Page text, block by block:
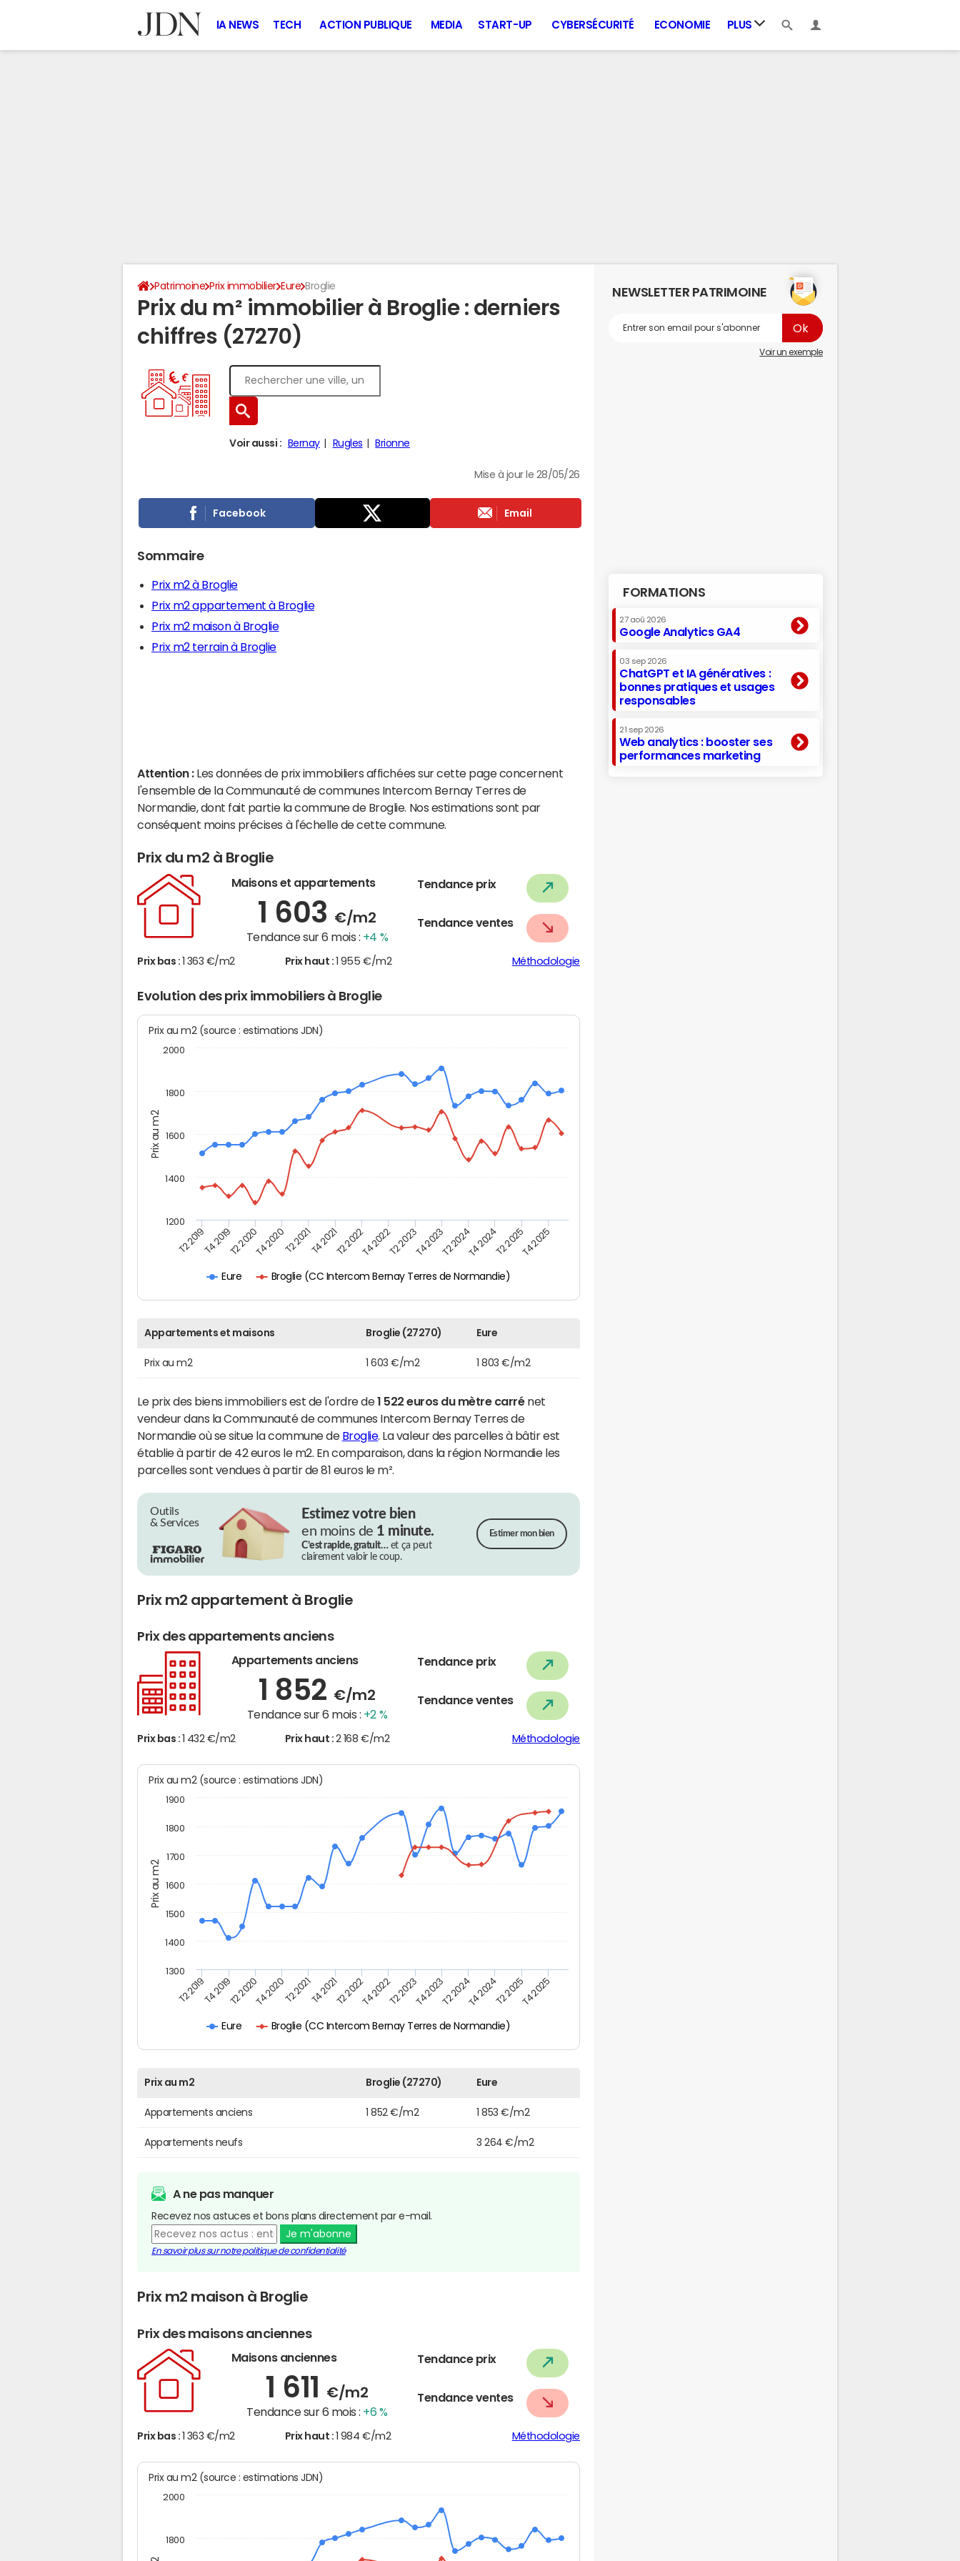
IA NEWS TECH ACTION PUBLIQUE MEDIA START-UP CYBERSÉCURITÉ ECONOMIE PLUS
Patrimoine Prix immobilier Eure Broglie
Prix du m² immobilier à Broglie : derniers
chiffres (27270)
Voir aussi : Bernay Rugles Brionne
Mise à jour le 28/05/26
Facebook Email
Sommaire
Prix m2 à Broglie
Prix m2 appartement à Broglie
Prix m2 maison à Broglie
Prix m2 terrain à Broglie
Attention : Les données de prix immobiliers affichées sur cette page concernent
l'ensemble de la Communauté de communes Intercom Bernay Terres de
Normandie, dont fait partie la commune de Broglie. Nos estimations sont par
conséquent moins précises à l'échelle de cette commune.
Prix du m2 à Broglie
Maisons et appartements
1 603 €/m2
Tendance sur 6 mois : +4 %
Tendance prix
Tendance ventes
Prix bas : 1 363 €/m2 Prix haut : 1 955 €/m2 Méthodologie
Evolution des prix immobiliers à Broglie
Prix au m2
Prix au m2 (source : estimations JDN)
Eure Broglie (CC Intercom Bernay Terres de Normandie)
T2 2019T4 2019T2 2020T4 2020T2 2021T4 2021T2 2022T4 2022T2 2023T4 2023T2 2024T4 2024T2 2025T4 2025
1200
1400
1600
1800
2000
Appartements et maisons Broglie (27270) Eure
Prix au m2 1 603 €/m2 1 803 €/m2
Le prix des biens immobiliers est de l'ordre de1 522 euros du mètre carrénet
vendeur dans la Communauté de communes Intercom Bernay Terres de
Normandie où se situe la commune de Broglie. La valeur des parcelles à bâtir est
établie à partir de 42 euros le m2. En comparaison, dans la région Normandie les
parcelles sont vendues à partir de 81 euros le m².
Outils
& Services
Estimez votre bien
en moins de 1 minute.
C’est rapide, gratuit…et ça peut
clairement valoir le coup.
Estimer mon bien
Prix m2 appartement à Broglie
Prix des appartements anciens
Appartements anciens
1 852 €/m2
Tendance sur 6 mois : +2 %
Tendance prix
Tendance ventes
Prix bas : 1 432 €/m2 Prix haut : 2 168 €/m2 Méthodologie
Prix au m2
Prix au m2 (source : estimations JDN)
Eure Broglie (CC Intercom Bernay Terres de Normandie)
T2 2019T4 2019T2 2020T4 2020T2 2021T4 2021T2 2022T4 2022T2 2023T4 2023T2 2024T4 2024T2 2025T4 2025
1300
1400
1500
1600
1700
1800
1900
Prix au m2 Broglie (27270) Eure
Appartements anciens 1 852 €/m2 1 853 €/m2
Appartements neufs 3 264 €/m2
A ne pas manquer
Recevez nos astuces et bons plans directement par e-mail.
Je m'abonne
En savoir plus sur notre politique de confidentialité
Prix m2 maison à Broglie
Prix des maisons anciennes
Maisons anciennes
1 611 €/m2
Tendance sur 6 mois : +6 %
Tendance prix
Tendance ventes
Prix bas : 1 363 €/m2 Prix haut : 1 984 €/m2 Méthodologie
Prix au m2 (source : estimations JDN)
1800
2000
NEWSLETTER PATRIMOINE
Voir un exemple
FORMATIONS
27 aoû 2026
Google Analytics GA4
03 sep 2026
ChatGPT et IA génératives :
bonnes pratiques et usages
responsables
21 sep 2026
Web analytics : booster ses
performances marketing